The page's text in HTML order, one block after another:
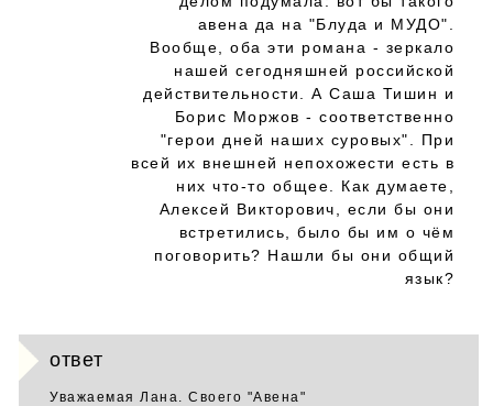
авена да на "Блуда и МУДО".
Вообще, оба эти романа - зеркало
нашей сегодняшней российской
действительности. А Саша Тишин и
Борис Моржов - соответственно
"герои дней наших суровых". При
всей их внешней непохожести есть в
них что-то общее. Как думаете,
Алексей Викторович, если бы они
встретились, было бы им о чём
поговорить? Нашли бы они общий
язык?
ответ
Уважаемая Лана. Своего "Авена"